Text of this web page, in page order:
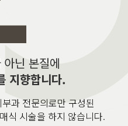
닌 본질에
지향합니다.
과 전문의로만 구성된
식 시술을 하지 않습니다.